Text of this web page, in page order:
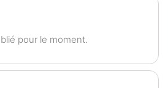
pour le moment.